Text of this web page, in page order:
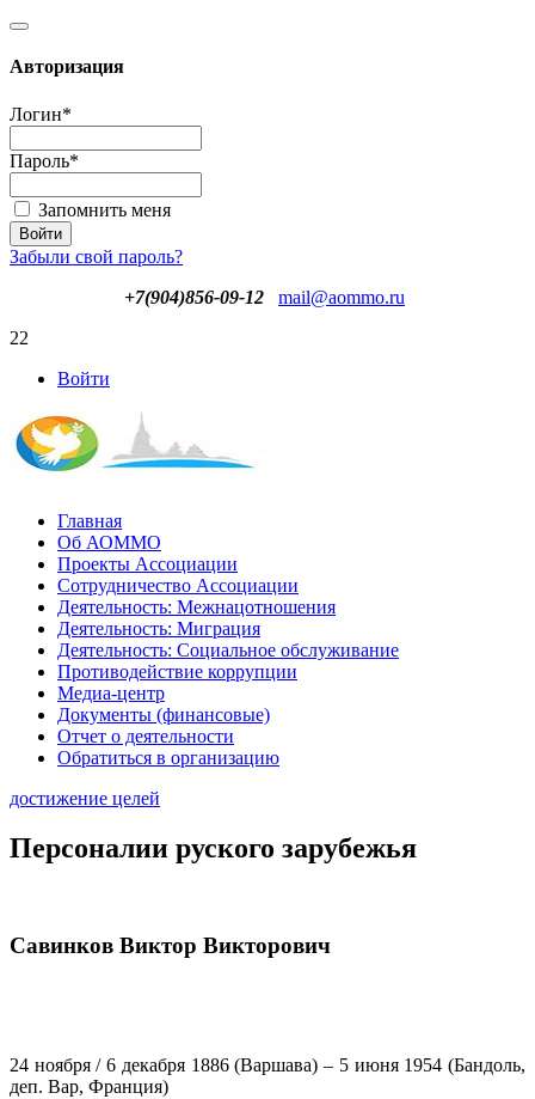
Авторизация
Логин*
Пароль*
Запомнить меня
Забыли свой пароль?
+7(904)856-09-12
mail@aommo.ru
22
Войти
Главная
Об АОММО
Проекты Ассоциации
Сотрудничество Ассоциации
Деятельность: Межнацотношения
Деятельность: Миграция
Деятельность: Социальное обслуживание
Противодействие коррупции
Медиа-центр
Документы (финансовые)
Отчет о деятельности
Обратиться в организацию
достижение целей
Персоналии руского зарубежья
Савинков Виктор Викторович
24 ноября / 6 декабря 1886 (Варшава) – 5 июня 1954 (Бандоль,
деп. Вар, Франция)